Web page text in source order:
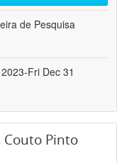
de Pesquisa
Fri Dec 31
Couto Pinto